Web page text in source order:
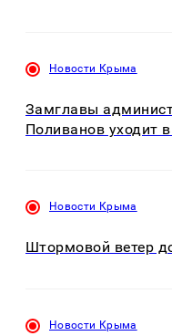
Новости Крыма
Замглавы
Поливанов уходит
Новости Крыма
Штормовой ветер
Новости Крыма